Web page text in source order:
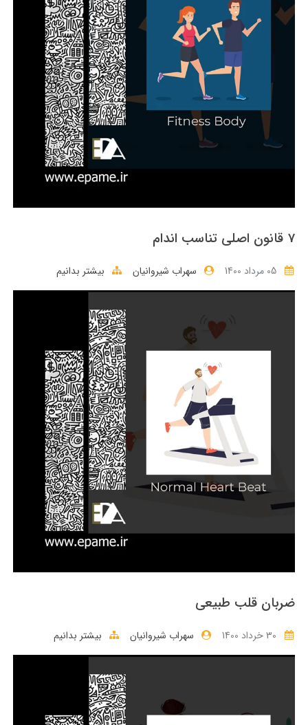
7 قانون اصلی تناسب اندام
سهراب شیروانیان بیشتر بدانیم
ضربان قلب طبیعی
سهراب شیروانیان بیشتر بدانیم